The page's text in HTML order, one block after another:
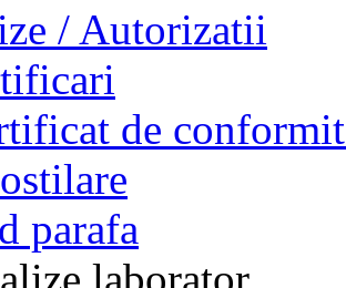
/ Autorizatii
de
parafa
laborator